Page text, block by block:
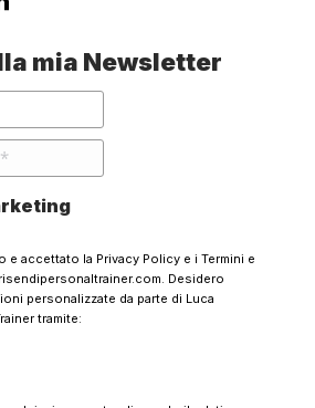
mia Newsletter
e accettato la Privacy Policye i Termini e
Desidero
personalizzate da parte di Luca
tramite: